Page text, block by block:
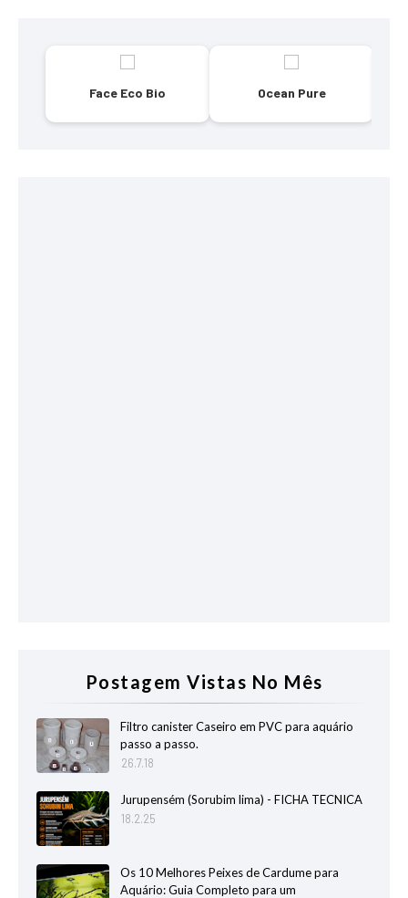
Face Eco Bio Ocean Pure
Postagem Vistas No Mês
Filtro canister Caseiro em PVC para aquário
passo a passo.
26.7.18
Jurupensém (Sorubim lima) - FICHA TECNICA
18.2.25
Os 10 Melhores Peixes de Cardume para
Aquário: Guia Completo para um